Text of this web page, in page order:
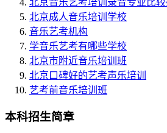
北京成人音乐培训学校
音乐艺考机构
学音乐艺考有哪些学校
北京市附近音乐培训班
北京口碑好的艺考声乐培训
艺考前音乐培训班
本科招生简章